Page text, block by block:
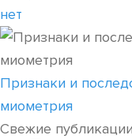
нет
Признаки и
миометрия
Свежие публикации